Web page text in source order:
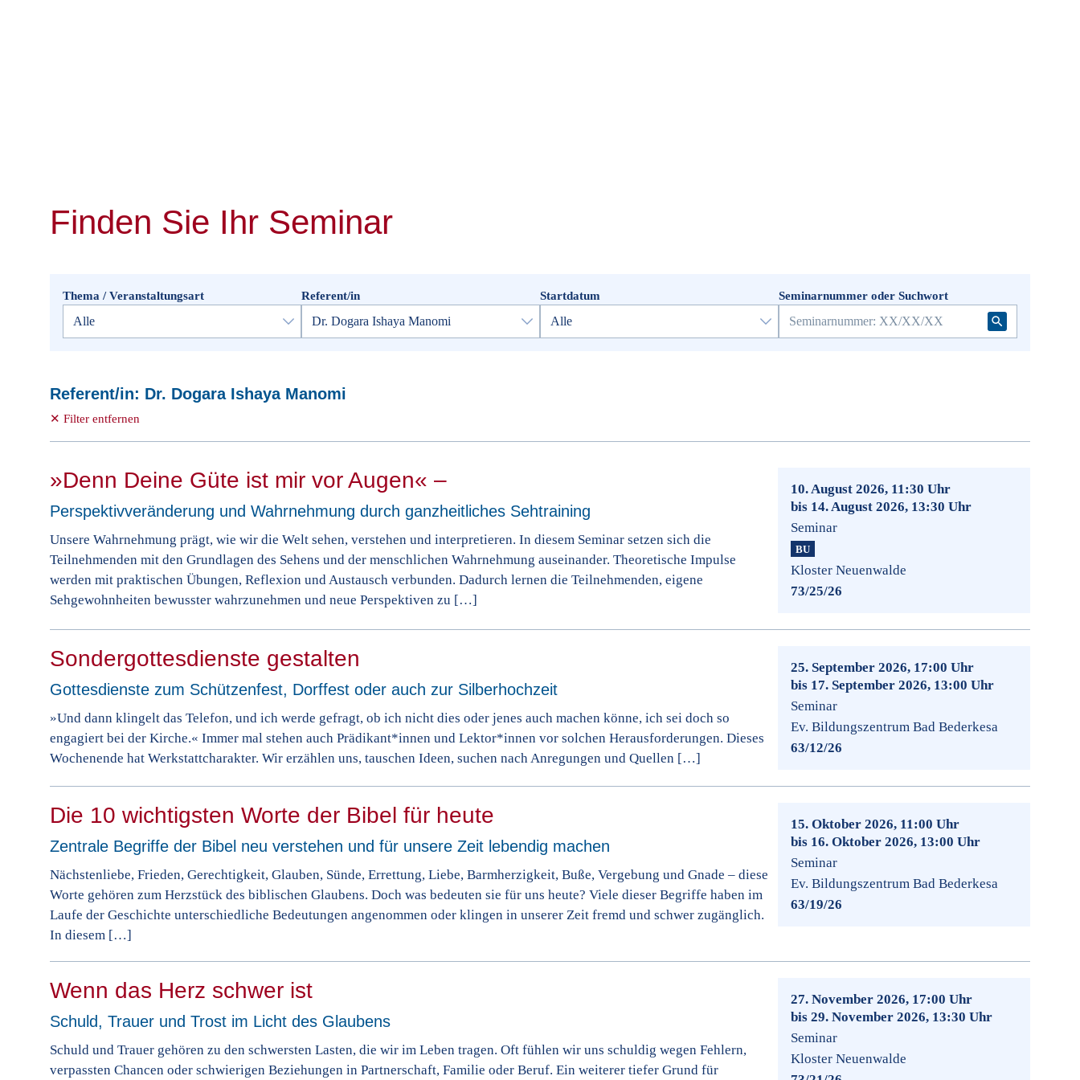
Finden Sie Ihr Seminar
Thema / Veranstaltungsart Referent/in Startdatum Seminarnummer oder Suchwort
Referent/in: Dr. Dogara Ishaya Manomi
✕ Filter entfernen
»Denn Deine Güte ist mir vor Augen« –
Perspektivveränderung und Wahrnehmung durch ganzheitliches Sehtraining
Unsere Wahrnehmung prägt, wie wir die Welt sehen, verstehen und interpretieren. In diesem Seminar setzen sich die
Teilnehmenden mit den Grundlagen des Sehens und der menschlichen Wahrnehmung auseinander. Theoretische Impulse
werden mit praktischen Übungen, Reflexion und Austausch verbunden. Dadurch lernen die Teilnehmenden, eigene
Sehgewohnheiten bewusster wahrzunehmen und neue Perspektiven zu […]
10. August 2026, 11:30 Uhr
bis 14. August 2026, 13:30 Uhr
Seminar
BU
Kloster Neuenwalde
73/25/26
Sondergottesdienste gestalten
Gottesdienste zum Schützenfest, Dorffest oder auch zur Silberhochzeit
»Und dann klingelt das Telefon, und ich werde gefragt, ob ich nicht dies oder jenes auch machen könne, ich sei doch so
engagiert bei der Kirche.« Immer mal stehen auch Prädikant*innen und Lektor*innen vor solchen Herausforderungen. Dieses
Wochenende hat Werkstattcharakter. Wir erzählen uns, tauschen Ideen, suchen nach Anregungen und Quellen […]
25. September 2026, 17:00 Uhr
bis 17. September 2026, 13:00 Uhr
Seminar
Ev. Bildungszentrum Bad Bederkesa
63/12/26
Die 10 wichtigsten Worte der Bibel für heute
Zentrale Begriffe der Bibel neu verstehen und für unsere Zeit lebendig machen
Nächstenliebe, Frieden, Gerechtigkeit, Glauben, Sünde, Errettung, Liebe, Barmherzigkeit, Buße, Vergebung und Gnade – diese
Worte gehören zum Herzstück des biblischen Glaubens. Doch was bedeuten sie für uns heute? Viele dieser Begriffe haben im
Laufe der Geschichte unterschiedliche Bedeutungen angenommen oder klingen in unserer Zeit fremd und schwer zugänglich.
In diesem […]
15. Oktober 2026, 11:00 Uhr
bis 16. Oktober 2026, 13:00 Uhr
Seminar
Ev. Bildungszentrum Bad Bederkesa
63/19/26
Wenn das Herz schwer ist
Schuld, Trauer und Trost im Licht des Glaubens
Schuld und Trauer gehören zu den schwersten Lasten, die wir im Leben tragen. Oft fühlen wir uns schuldig wegen Fehlern,
verpassten Chancen oder schwierigen Beziehungen in Partnerschaft, Familie oder Beruf. Ein weiterer tiefer Grund für
27. November 2026, 17:00 Uhr
bis 29. November 2026, 13:30 Uhr
Seminar
Kloster Neuenwalde